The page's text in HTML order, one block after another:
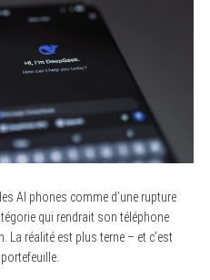
AI phones comme d’une rupture
qui rendrait son téléphone
La réalité est plus terne – et c’est